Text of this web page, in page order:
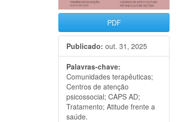
PDF
Publicado: out. 31, 2025
Palavras-chave:
Comunidades terapêuticas;
Centros de atenção
psicossocial; CAPS AD;
Tratamento; Atitude frente a
saúde.